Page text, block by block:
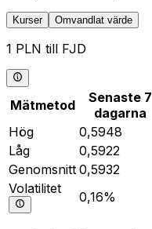
Kurser Omvandlat värde
1 PLN till FJD
Mätmetod
Senaste 7
dagarna
Hög
0,5948
Låg
0,5922
Genomsnitt 0,5932
Volatilitet
0,16%